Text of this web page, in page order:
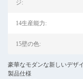
ジ:
14生産能力:
15壁の色:
豪華なモダンな新しいデザ
製品仕様